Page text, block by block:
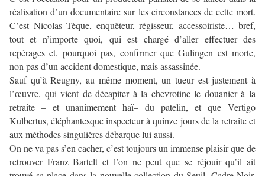
réalisation d’un documentaire sur les circonstances de cette mort.
C’est Nicolas Tèque, enquêteur, régisseur, accessoiriste… bref,
tout et n’importe quoi, qui est chargé d’aller effectuer des
repérages et, pourquoi pas, confirmer que Gulingen est morte,
non pas d’un accident domestique, mais assassinée.
Sauf qu’à Reugny, au même moment, un tueur est justement à
l’œuvre, qui vient de décapiter à la chevrotine le douanier à la
retraite – et unanimement haï– du patelin, et que Vertigo
Kulbertus, éléphantesque inspecteur à quinze jours de la retraite et
aux méthodes singulières débarque lui aussi.
On ne va pas s’en cacher, c’est toujours un immense plaisir que de
retrouver Franz Bartelt et l’on ne peut que se réjouir qu’il ait